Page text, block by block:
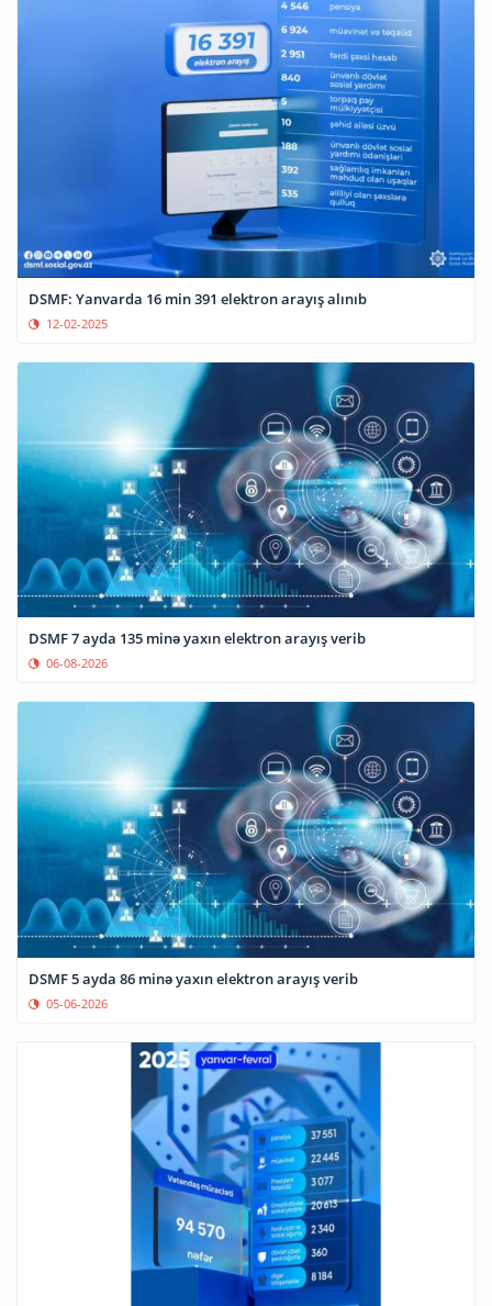
DSMF: Yanvarda 16 min 391 elektron arayış alınıb
12-02-2025
DSMF 7 ayda 135 minə yaxın elektron arayış verib
06-08-2026
DSMF 5 ayda 86 minə yaxın elektron arayış verib
05-06-2026